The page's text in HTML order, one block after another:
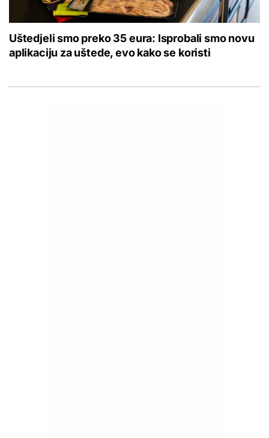
Uštedjeli smo preko 35 eura: Isprobali smo novu
aplikaciju za uštede, evo kako se koristi